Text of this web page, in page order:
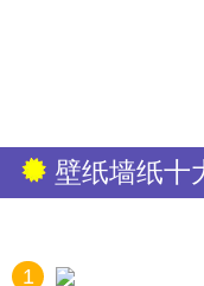
壁纸墙纸十
1